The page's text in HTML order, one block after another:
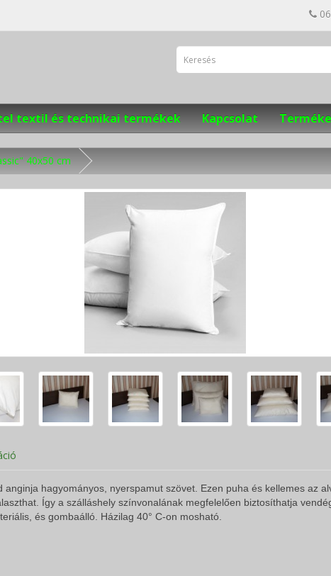
textil és technikai termékek Kapcsolat
40x50 cm
anginja hagyományos, nyerspamut szövet. Ezen puha és kellemes az
Így a szálláshely színvonalának megfelelően biztosíthatja
és gombaálló. Házilag 40° C-on mosható.